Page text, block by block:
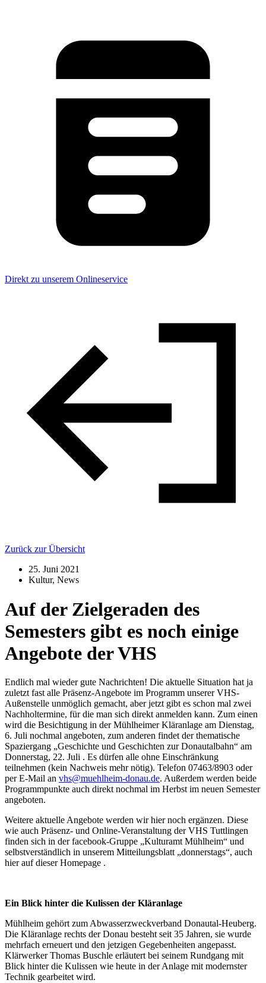
Direkt zu unserem Onlineservice
Zurück zur Übersicht
25. Juni 2021
Kultur, News
Auf der Zielgeraden des
Semesters gibt es noch einige
Angebote der VHS
Endlich mal wieder gute Nachrichten! Die aktuelle Situation hat ja
zuletzt fast alle Präsenz-Angebote im Programm unserer VHS-
Außenstelle unmöglich gemacht, aber jetzt gibt es schon mal zwei
Nachholtermine, für die man sich direkt anmelden kann. Zum einen
wird die Besichtigung in der Mühlheimer Kläranlage am Dienstag,
6. Juli nochmal angeboten, zum anderen findet der thematische
Spaziergang „Geschichte und Geschichten zur Donautalbahn“ am
Donnerstag, 22. Juli . Es dürfen alle ohne Einschränkung
teilnehmen (kein Nachweis mehr nötig). Telefon 07463/8903 oder
per E-Mail an vhs@muehlheim-donau.de. Außerdem werden beide
Programmpunkte auch direkt nochmal im Herbst im neuen Semester
angeboten.
Weitere aktuelle Angebote werden wir hier noch ergänzen. Diese
wie auch Präsenz- und Online-Veranstaltung der VHS Tuttlingen
finden sich in der facebook-Gruppe „Kulturamt Mühlheim“ und
selbstverständlich in unserem Mitteilungsblatt „donnerstags“, auch
hier auf dieser Homepage .
Ein Blick hinter die Kulissen der Kläranlage
Mühlheim gehört zum Abwasserzweckverband Donautal-Heuberg.
Die Kläranlage rechts der Donau besteht seit 35 Jahren, sie wurde
mehrfach erneuert und den jetzigen Gegebenheiten angepasst.
Klärwerker Thomas Buschle erläutert bei seinem Rundgang mit
Blick hinter die Kulissen wie heute in der Anlage mit modernster
Technik gearbeitet wird.